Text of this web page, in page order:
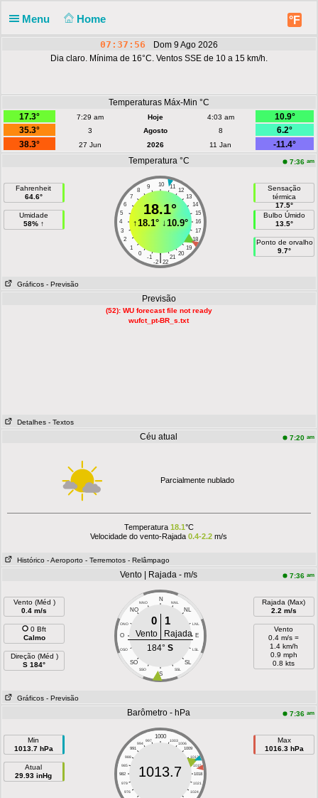
Menu Home °F
07:37:57
Dom 9 Ago 2026
Dia claro. Mínima de 16°C. Ventos SSE de 10 a 15 km/h.
Temperaturas Máx-Min °C
17.3°
7:29 am Hoje 4:03 am
10.9°
35.3°
3 Agosto 8
6.2°
38.3°
27 Jun 2026 11 Jan
-11.4°
Temperatura °C
7:36 am
Fahrenheit
64.6°
Umidade
58% ↑
10
9 11
8
12
7
13
6
14
5
15
4
16
3
17
2
18
1
19
0
20
-1 21
|
-2 22
18.1°
↑18.1°↓10.9°
Sensação
térmica
17.5°
Bulbo Úmido
13.5°
Ponto de orvalho
9.7°
Gráficos - Previsão
Previsão
(52): WU forecast file not ready
wufct_pt-BR_s.txt
Detalhes - Textos
Céu atual 7:20 am
Parcialmente nublado
Temperatura 18.1°C
Velocidade do vento-Rajada 0.4-2.2 m/s
Histórico - Aeroporto - Terremotos - Relâmpago
Vento | Rajada - m/s 7:36 am
Vento (Méd )
0.4 m/s
0 Bft
Calmo
Direção (Méd )
S 184°
N
NNO NNL
NO NL
ONO LNL
O E
OSO LSL
SO SL
SSO SSL
S
0 1
Vento
Rajada
184°S
Rajada (Max)
2.2 m/s
Vento
0.4 m/s =
1.4 km/h
0.9 mph
0.8 kts
Gráficos - Previsão
Barômetro - hPa 7:36 am
Min
1013.7 hPa
Atual
29.93 inHg
1000
997 1003
994
1006
991
1009
988
1012
985
1015
982
1018
979
1021
976
1024
1013.7
Max
1016.3 hPa